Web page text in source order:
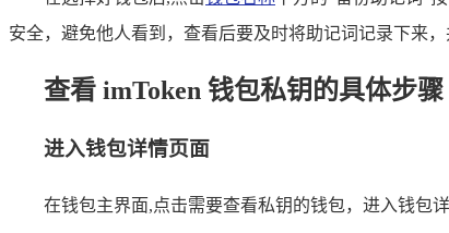
安全，避免他人看到，查看后要及时将助记词记录下来
查看 imToken 钱包私钥的具体步骤
进入钱包详情页面
在钱包主界面,点击需要查看私钥的钱包，进入钱包